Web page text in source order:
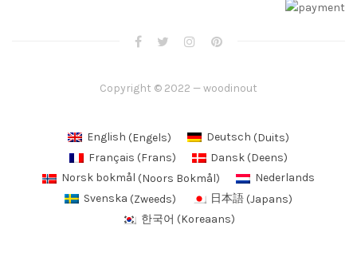
Copyright © 2022 — woodinout
English (Engels) Deutsch (Duits)
Français (Frans) Dansk (Deens)
Norsk bokmål (Noors Bokmål)
Nederlands
Svenska (Zweeds) 日本語 (Japans)
한국어 (Koreaans)